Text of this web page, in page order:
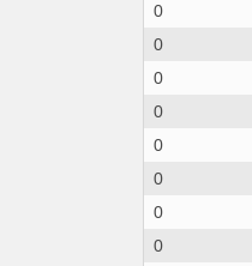
0
0
0
0
0
0
0
0